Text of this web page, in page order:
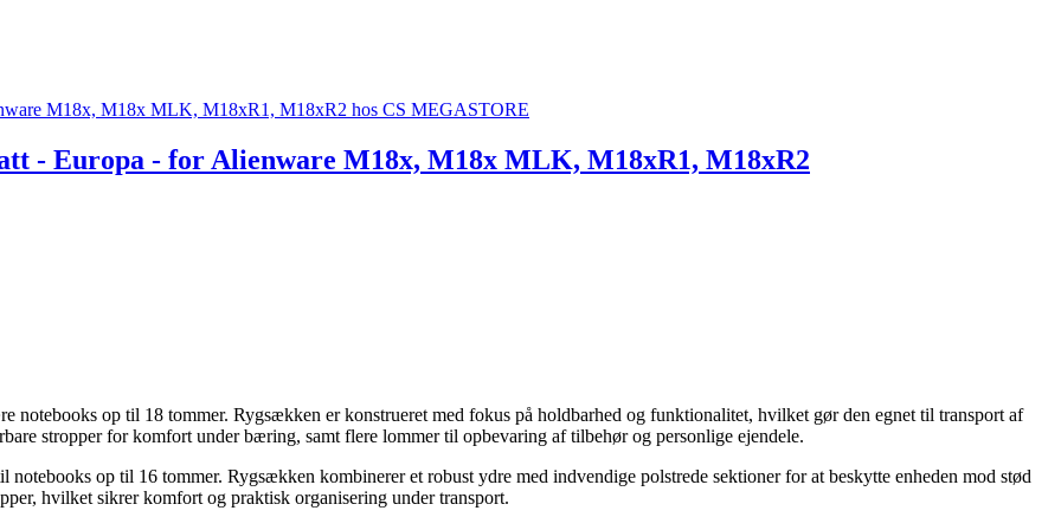
- Europa - for Alienware M18x, M18x MLK, M18xR1, M18xR2
notebooks op til 18 tommer. Rygsækken er konstrueret med fokus på holdbarhed og funktionalitet, hvilket gør den egnet til transport af
stropper for komfort under bæring, samt flere lommer til opbevaring af tilbehør og personlige ejendele.
op til 16 tommer. Rygsækken kombinerer et robust ydre med indvendige polstrede sektioner for at beskytte enheden mod stød
hvilket sikrer komfort og praktisk organisering under transport.